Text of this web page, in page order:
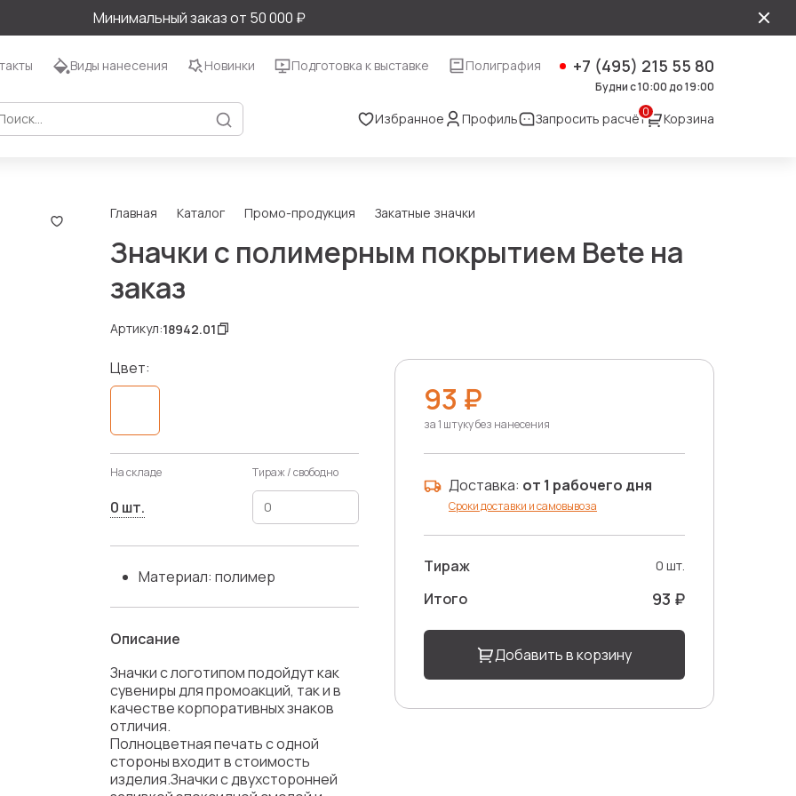
Минимальный заказ от 50 000 ₽
Виды нанесения Новинки Подготовка к выставке Полиграфия +7 (495) 215 55 80
Будни с 10:00 до 19:00
Избранное Профиль Запросить расчёт Корзина
0
Главная Каталог Промо-продукция Закатные значки
Значки с полимерным покрытием Bete на
заказ
Артикул:18942.01
Цвет:
На складе Тираж / свободно
0 шт.
Материал: полимер
Описание
Значки с логотипом подойдут как
сувениры для промоакций, так и в
качестве корпоративных знаков
отличия.
Полноцветная печать с одной
стороны входит в стоимость
изделия.Значки с двухсторонней
93 ₽
за 1 штуку без нанесения
Доставка: от 1 рабочего дня
Сроки доставки и самовывоза
Тираж 0 шт.
Итого 93 ₽
Добавить в корзину